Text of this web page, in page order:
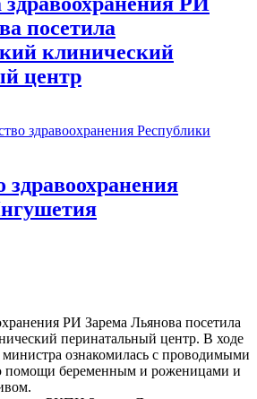
посетила
клинический
центр
РИ Зарема Льянова посетила
перинатальный центр. В ходе
ознакомилась с проводимыми
помощи беременным и роженицами и